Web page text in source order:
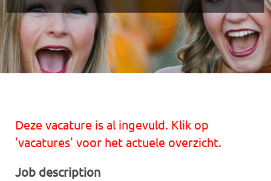
Deze vacature is al ingevuld. Klik op
'vacatures' voor het actuele overzicht.
Job description